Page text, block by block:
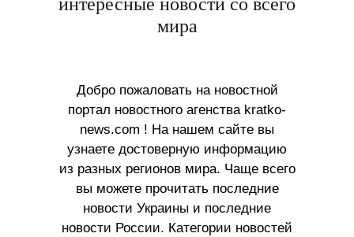
интересные новости со всего
мира
Добро пожаловать на новостной
портал новостного агенства kratko-
news.com ! На нашем сайте вы
узнаете достоверную информацию
из разных регионов мира. Чаще всего
вы можете прочитать последние
новости Украины и последние
новости России. Категории новостей